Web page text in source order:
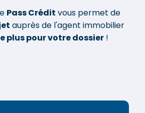
Pass Crédit vous permet de
auprès de l'agent immobilier
plus pour votre dossier !